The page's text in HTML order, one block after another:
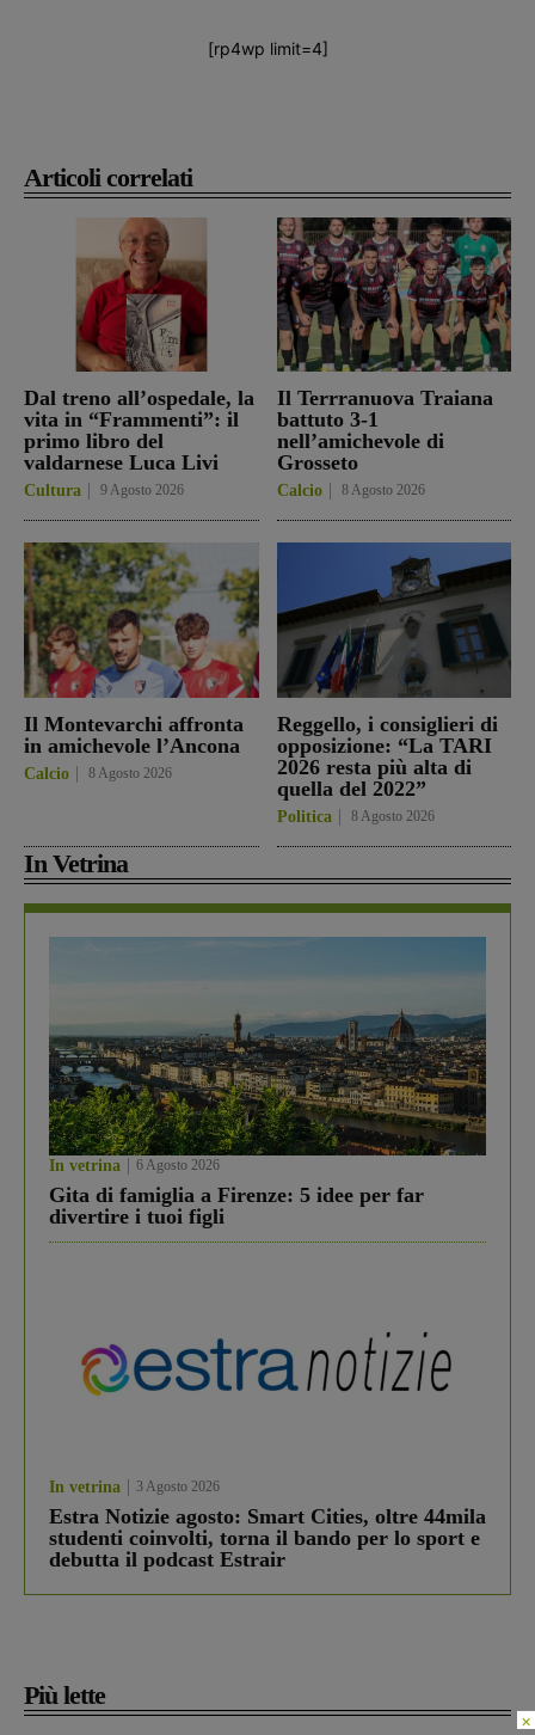
Articoli correlati
Dal treno all’ospedale, la
vita in “Frammenti”: il
primo libro del
valdarnese Luca Livi
Cultura 9 Agosto 2026
Il Terrranuova Traiana
battuto 3-1
nell’amichevole di
Grosseto
Calcio 8 Agosto 2026
Il Montevarchi affronta
in amichevole l’Ancona
Calcio 8 Agosto 2026
Reggello, i consiglieri di
opposizione: “La TARI
2026 resta più alta di
quella del 2022”
Politica 8 Agosto 2026
In Vetrina
In vetrina 6 Agosto 2026
Gita di famiglia a Firenze: 5 idee per far
divertire i tuoi figli
In vetrina 3 Agosto 2026
Estra Notizie agosto: Smart Cities, oltre 44mila
studenti coinvolti, torna il bando per lo sport e
debutta il podcast Estrair
Più lette
[rp4wp limit=4]
×